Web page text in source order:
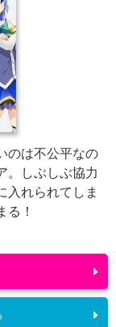
のは不公平なの
。しぶしぶ協力
入れられてしま
！